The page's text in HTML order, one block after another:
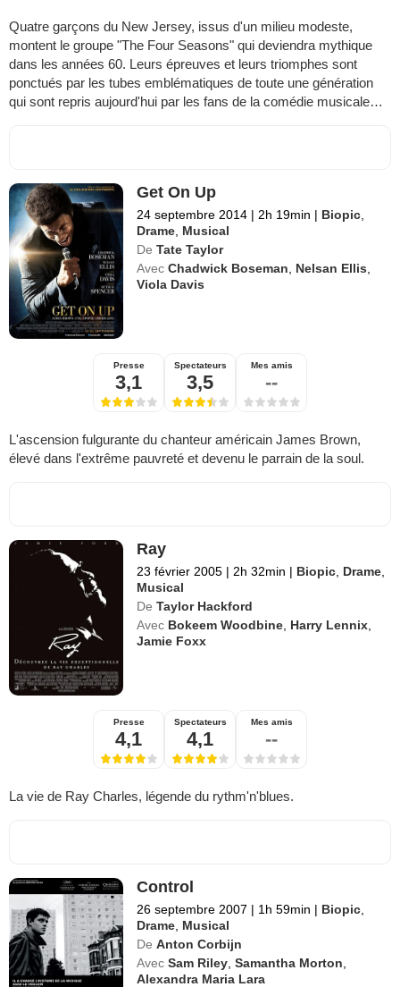
Quatre garçons du New Jersey, issus d'un milieu modeste,
montent le groupe "The Four Seasons" qui deviendra mythique
dans les années 60. Leurs épreuves et leurs triomphes sont
ponctués par les tubes emblématiques de toute une génération
qui sont repris aujourd'hui par les fans de la comédie musicale…
Get On Up
24 septembre 2014 | 2h 19min | Biopic
Drame Musical
De Tate Taylor
Avec Chadwick Boseman Nelsan Ellis
Viola Davis
Presse
3,1
Spectateurs
3,5
Mes amis
--
L'ascension fulgurante du chanteur américain James Brown,
élevé dans l'extrême pauvreté et devenu le parrain de la soul.
Ray
23 février 2005 | 2h 32min | Biopic Drame
Musical
De Taylor Hackford
Avec Bokeem Woodbine Harry Lennix
Jamie Foxx
Presse
4,1
Spectateurs
4,1
Mes amis
--
La vie de Ray Charles, légende du rythm'n'blues.
Control
26 septembre 2007 | 1h 59min | Biopic
Drame Musical
De Anton Corbijn
Avec Sam Riley ,Samantha Morton
Alexandra Maria Lara